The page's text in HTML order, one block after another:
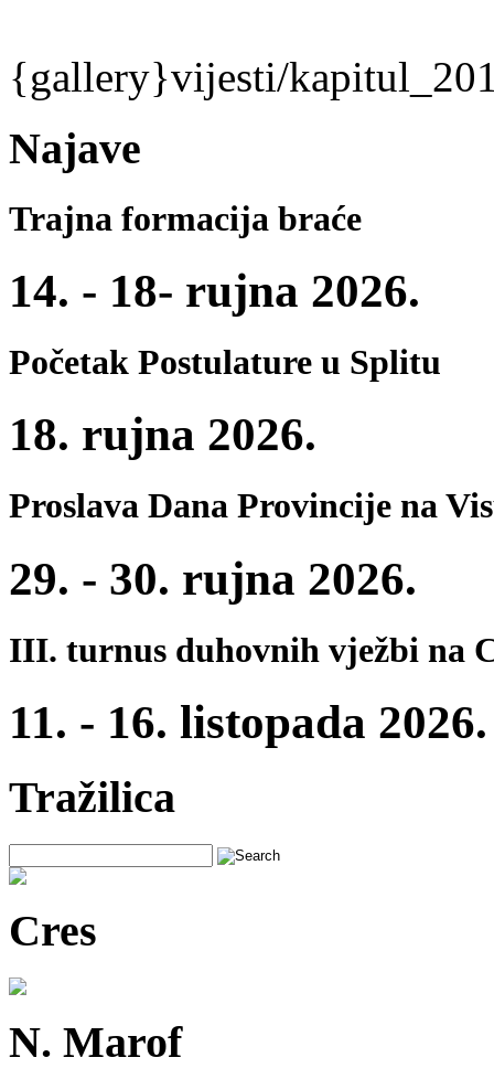
{gallery}vijesti/
Najave
Trajna formacija braće
14. - 18- rujna 2026.
Početak Postulature u Splitu
18. rujna 2026.
Proslava Dana Provincije na
29. - 30. rujna 2026.
III. turnus duhovnih vježbi na
11. - 16. listopada 2026.
Tražilica
Cres
N. Marof